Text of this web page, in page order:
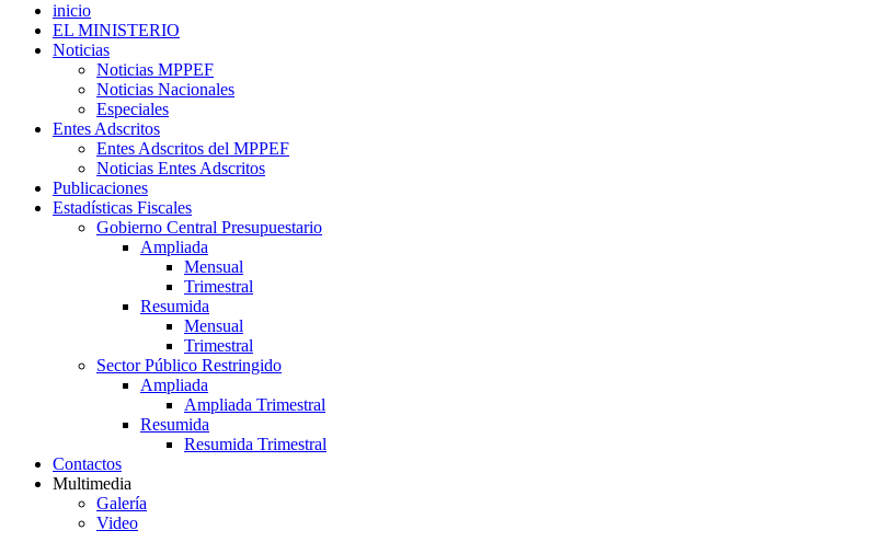
inicio
EL MINISTERIO
Noticias
Noticias MPPEF
Noticias Nacionales
Especiales
Entes Adscritos
Entes Adscritos del MPPEF
Noticias Entes Adscritos
Publicaciones
Estadísticas Fiscales
Gobierno Central Presupuestario
Ampliada
Mensual
Trimestral
Resumida
Mensual
Trimestral
Sector Público Restringido
Ampliada
Ampliada Trimestral
Resumida
Resumida Trimestral
Contactos
Multimedia
Galería
Video